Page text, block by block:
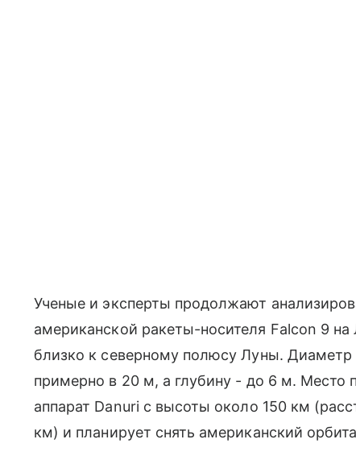
Ученые и эксперты продолжают
американской ракеты-носителя Falcon 9
близко к северному полюсу Луны. Диаметр
примерно в 20 м, а глубину - до 6 м. Место
аппарат Danuri с высоты около 150 км
км) и планирует снять американский